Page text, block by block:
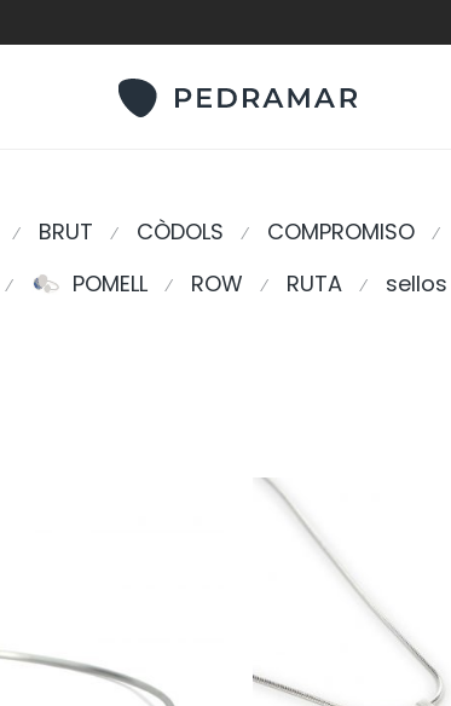
⁄ BRUT ⁄ CÒDOLS ⁄ COMPROMISO ⁄
⁄ POMELL ⁄ ROW ⁄ RUTA ⁄ sellos